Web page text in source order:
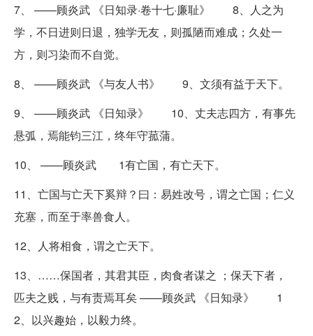
7、 ——顾炎武 《日知录·卷十七·廉耻》 8、人之为
学，不日进则日退，独学无友，则孤陋而难成；久处一
方，则习染而不自觉。
8、 ——顾炎武 《与友人书》 9、文须有益于天下。
9、 ——顾炎武 《日知录》 10、丈夫志四方，有事先
悬弧，焉能钧三江，终年守菰蒲。
10、 ——顾炎武 1有亡国，有亡天下。
11、亡国与亡天下奚辩？曰：易姓改号，谓之亡国；仁义
充塞，而至于率兽食人。
12、人将相食，谓之亡天下。
13、……保国者，其君其臣，肉食者谋之 ；保天下者，
匹夫之贱，与有责焉耳矣 ——顾炎武 《日知录》 1
2、以兴趣始，以毅力终。